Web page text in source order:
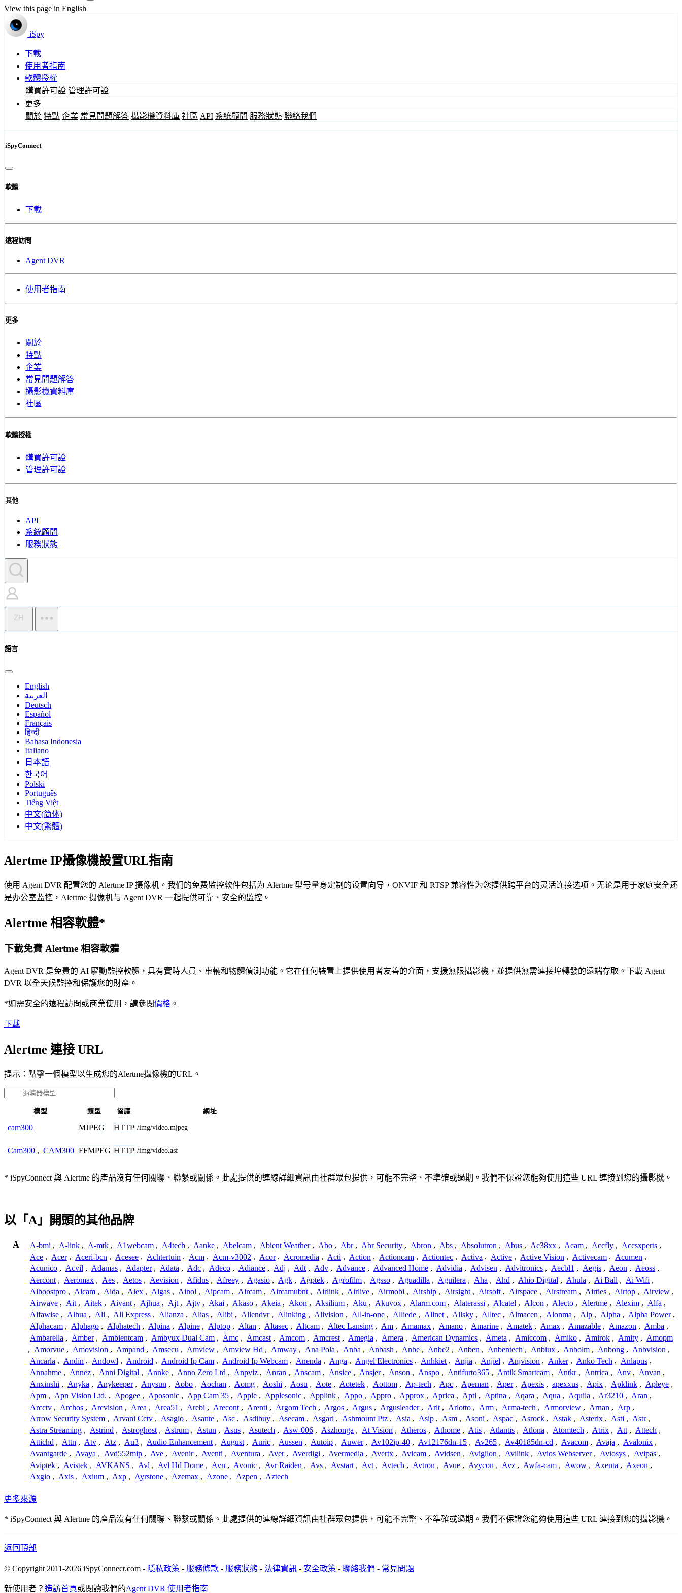
View this page in English
iSpy
下載
使用者指南
軟體授權
購買許可證 管理許可證
更多
關於 特點 企業 常見問題解答 攝影機資料庫 社區 API 系統顧問 服務狀態 聯絡我們
iSpyConnect
軟體
下載
遠程訪問
Agent DVR
使用者指南
更多
關於
特點
企業
常見問題解答
攝影機資料庫
社區
軟體授權
購買許可證
管理許可證
其他
API
系統顧問
服務狀態
ZH
語言
English
العربية
Deutsch
Español
Français
हिन्दी
Bahasa Indonesia
Italiano
日本語
한국어
Polski
Português
Tiếng Việt
中文(简体)
中文(繁體)
Alertme IP攝像機設置URL指南
使用 Agent DVR 配置您的 Alertme IP 摄像机。我们的免费监控软件包括为 Alertme 型号量身定制的设置向导，ONVIF 和 RTSP 兼容性为您提供跨平台的灵活连接选项。无论是用于家庭安全还
是办公室监控，Alertme 摄像机与 Agent DVR 一起提供可靠、安全的监控。
Alertme 相容軟體*
下載免費 Alertme 相容軟體
Agent DVR 是免費的 AI 驅動監控軟體，具有實時人員、車輛和物體偵測功能。它在任何裝置上提供使用者友善的介面，支援無限攝影機，並提供無需連接埠轉發的遠端存取。下載 Agent
DVR 以全天候監控和保護您的財產。
*如需安全的遠程訪問或商業使用，請參閱價格 。
下載
Alertme 連接 URL
提示：點擊一個模型以生成您的Alertme攝像機的URL。
模型 類型 協議 網址
cam300 MJPEG HTTP /img/video.mjpeg
Cam300 , CAM300 FFMPEG HTTP /img/video.asf
* iSpyConnect 與 Alertme 的產品沒有任何關聯、聯繫或關係。此處提供的連線詳細資訊由社群眾包提供，可能不完整、不準確或過期。我們不保證您能夠使用這些 URL 連接到您的攝影機。
以「A」開頭的其他品牌
A A-bmi , A-link , A-mtk , A1webcam , A4tech , Aanke , Abelcam , Abient Weather , Abo , Abr , Abr Security , Abron , Abs , Absolutron , Abus , Ac38xx , Acam , Accfly , Accsxperts ,
Ace , Acer , Aceri-bcn , Acesee , Achtertuin , Acm , Acm-v3002 , Acor , Acromedia , Acti , Action , Actioncam , Actiontec , Activa , Active , Active Vision , Activecam , Acumen ,
Acunico , Acvil , Adamas , Adapter , Adata , Adc , Adeco , Adiance , Adj , Adt , Adv , Advance , Advanced Home , Advidia , Advisen , Advitronics , Aecbl1 , Aegis , Aeon , Aeoss ,
Aercont , Aeromax , Aes , Aetos , Aevision , Afidus , Afreey , Agasio , Agk , Agptek , Agrofilm , Agsso , Aguadilla , Aguilera , Aha , Ahd , Ahio Digital , Ahula , Ai Ball , Ai Wifi ,
Aiboostpro , Aicam , Aida , Aiex , Aigas , Ainol , Aipcam , Aircam , Aircamubnt , Airlink , Airlive , Airmobi , Airship , Airsight , Airsoft , Airspace , Airstream , Airties , Airtop , Airview ,
Airwave , Ait , Aitek , Aivant , Ajhua , Ajt , Ajtv , Akai , Akaso , Akeia , Akon , Aksilium , Aku , Akuvox , Alarm.com , Alaterassi , Alcatel , Alcon , Alecto , Alertme , Alexim , Alfa ,
Alfawise , Alhua , Ali , Ali Express , Alianza , Alias , Alibi , Aliendvr , Alinking , Alivision , All-in-one , Alliede , Allnet , Allsky , Alltec , Almacen , Alonma , Alp , Alpha , Alpha Power ,
Alphacam , Alphago , Alphatech , Alpina , Alpine , Alptop , Altan , Altasec , Altcam , Altec Lansing , Am , Amamax , Amano , Amarine , Amatek , Amax , Amazable , Amazon , Amba ,
Ambarella , Amber , Ambientcam , Ambyux Dual Cam , Amc , Amcast , Amcom , Amcrest , Amegia , Amera , American Dynamics , Ameta , Amiccom , Amiko , Amirok , Amity , Amopm
, Amorvue , Amovision , Ampand , Amsecu , Amview , Amview Hd , Amway , Ana Pola , Anba , Anbash , Anbe , Anbe2 , Anben , Anbentech , Anbiux , Anbolm , Anbong , Anbvision ,
Ancarla , Andin , Andowl , Android , Android Ip Cam , Android Ip Webcam , Anenda , Anga , Angel Electronics , Anhkiet , Anjia , Anjiel , Anjvision , Anker , Anko Tech , Anlapus ,
Annahme , Annez , Anni Digital , Annke , Anno Zero Ltd , Anpviz , Anran , Anscam , Ansice , Ansjer , Anson , Anspo , Antifurto365 , Antik Smartcam , Antkr , Antrica , Anv , Anvan ,
Anxinshi , Anyka , Anykeeper , Anysun , Aobo , Aochan , Aomg , Aoshi , Aosu , Aote , Aotetek , Aottom , Ap-tech , Apc , Apeman , Aper , Apexis , apexxus , Apix , Apklink , Apleye ,
Apm , Apn Vision Ltd. , Apogee , Aposonic , App Cam 35 , Apple , Applesonic , Applink , Appo , Appro , Approx , Aprica , Apti , Aptina , Aqara , Aqua , Aquila , Ar3210 , Aran ,
Arcctv , Archos , Arcvision , Area , Area51 , Arebi , Arecont , Arenti , Argom Tech , Argos , Argus , Argusleader , Arit , Arlotto , Arm , Arma-tech , Armorview , Arnan , Arp ,
Arrow Security System , Arvani Cctv , Asagio , Asante , Asc , Asdibuy , Asecam , Asgari , Ashmount Ptz , Asia , Asip , Asm , Asoni , Aspac , Asrock , Astak , Asterix , Asti , Astr ,
Astra Streaming , Astrind , Astroghost , Astrum , Astun , Asus , Asutech , Asw-006 , Aszhonga , At Vision , Atheros , Athome , Atis , Atlantis , Atlona , Atomtech , Atrix , Att , Attech ,
Attichd , Attn , Atv , Atz , Au3 , Audio Enhancement , August , Auric , Aussen , Autoip , Auwer , Av102ip-40 , Av12176dn-15 , Av265 , Av40185dn-cd , Avacom , Avaja , Avalonix ,
Avantgarde , Avaya , Avd552mip , Ave , Avenir , Aventi , Aventura , Aver , Averdigi , Avermedia , Avertx , Avicam , Avidsen , Avigilon , Avilink , Avios Webserver , Aviosys , Avipas ,
Aviptek , Avistek , AVKANS , Avl , Avl Hd Dome , Avn , Avonic , Avr Raiden , Avs , Avstart , Avt , Avtech , Avtron , Avue , Avycon , Avz , Awfa-cam , Awow , Axenta , Axeon ,
Axgio , Axis , Axium , Axp , Ayrstone , Azemax , Azone , Azpen , Aztech
更多來源
* iSpyConnect 與 Alertme 的產品沒有任何關聯、聯繫或關係。此處提供的連線詳細資訊由社群眾包提供，可能不完整、不準確或過期。我們不保證您能夠使用這些 URL 連接到您的攝影機。
返回頂部
© Copyright 2011-2026 iSpyConnect.com - 隱私政策 - 服務條款 - 服務狀態 - 法律資訊 - 安全政策 - 聯絡我們 - 常見問題
新使用者？ 造訪首頁或閱讀我們的Agent DVR 使用者指南